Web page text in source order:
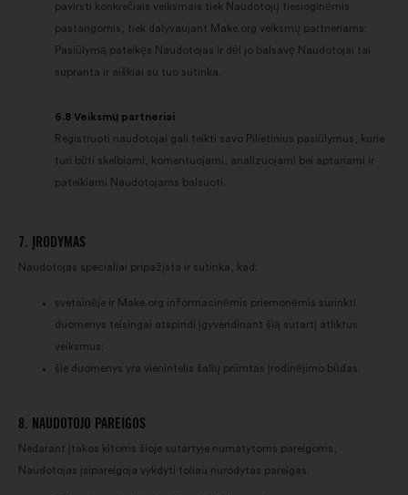
pavirsti konkrečiais veiksmais tiek Naudotojų tiesioginėmis
pastangomis, tiek dalyvaujant Make.org veiksmų partneriams;
Pasiūlymą pateikęs Naudotojas ir dėl jo balsavę Naudotojai tai
supranta ir aiškiai su tuo sutinka.
6.8 Veiksmų partneriai
Registruoti naudotojai gali teikti savo Pilietinius pasiūlymus, kurie
turi būti skelbiami, komentuojami, analizuojami bei aptariami ir
pateikiami Naudotojams balsuoti.
7. ĮRODYMAS
Naudotojas specialiai pripažįsta ir sutinka, kad:
svetainėje ir Make.org informacinėmis priemonėmis surinkti
duomenys teisingai atspindi įgyvendinant šią sutartį atliktus
veiksmus;
šie duomenys yra vienintelis šalių priimtas įrodinėjimo būdas.
8. NAUDOTOJO PAREIGOS
Nedarant įtakos kitoms šioje sutartyje numatytoms pareigoms,
Naudotojas įsipareigoja vykdyti toliau nurodytas pareigas.